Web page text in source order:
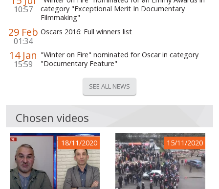
10:57
category "Exceptional Merit In Documentary
Filmmaking"
29 Feb
01:34
Oscars 2016: Full winners list
14 Jan
15:59
"Winter on Fire" nominated for Oscar in category
"Documentary Feature"
SEE ALL NEWS
Chosen videos
18/11/2020 15/11/2020